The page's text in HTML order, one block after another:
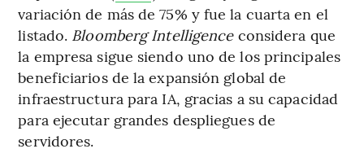
variación de más de 75% y fue la cuarta en el
listado. Bloomberg Intelligenceconsidera que
la empresa sigue siendo uno de los principales
beneficiarios de la expansión global de
infraestructura para IA, gracias a su capacidad
para ejecutar grandes despliegues de
servidores.